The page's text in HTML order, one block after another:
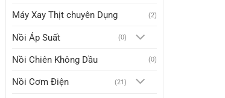
Máy Xay Thịt chuyên Dụng (2)
Nồi Áp Suất (0)
Nồi Chiên Không Dầu (0)
Nồi Cơm Điện (21)